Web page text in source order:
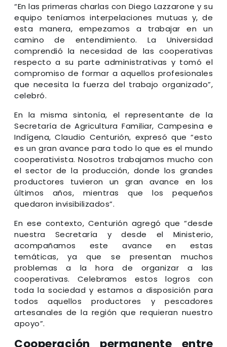
“En las primeras charlas con Diego Lazzarone y su
equipo teníamos interpelaciones mutuas y, de
esta manera, empezamos a trabajar en un
camino de entendimiento. La Universidad
comprendió la necesidad de las cooperativas
respecto a su parte administrativas y tomó el
compromiso de formar a aquellos profesionales
que necesita la fuerza del trabajo organizado”,
celebró.
En la misma sintonía, el representante de la
Secretaría de Agricultura Familiar, Campesina e
Indígena, Claudio Centurión, expresó que “esto
es un gran avance para todo lo que es el mundo
cooperativista. Nosotros trabajamos mucho con
el sector de la producción, donde los grandes
productores tuvieron un gran avance en los
últimos años, mientras que los pequeños
quedaron invisibilizados”.
En ese contexto, Centurión agregó que “desde
nuestra Secretaría y desde el Ministerio,
acompañamos este avance en estas
temáticas, ya que se presentan muchos
problemas a la hora de organizar a las
cooperativas. Celebramos estos logros con
toda la sociedad y estamos a disposición para
todos aquellos productores y pescadores
artesanales de la región que requieran nuestro
apoyo”.
Cooperación permanente entre